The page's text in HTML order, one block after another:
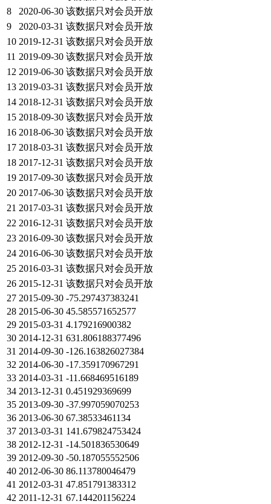
8
2020-06-30 该数据只对会员开放
9
2020-03-31 该数据只对会员开放
10 2019-12-31 该数据只对会员开放
11 2019-09-30 该数据只对会员开放
12 2019-06-30 该数据只对会员开放
13 2019-03-31 该数据只对会员开放
14 2018-12-31 该数据只对会员开放
15 2018-09-30 该数据只对会员开放
16 2018-06-30 该数据只对会员开放
17 2018-03-31 该数据只对会员开放
18 2017-12-31 该数据只对会员开放
19 2017-09-30 该数据只对会员开放
20 2017-06-30 该数据只对会员开放
21 2017-03-31 该数据只对会员开放
22 2016-12-31 该数据只对会员开放
23 2016-09-30 该数据只对会员开放
24 2016-06-30 该数据只对会员开放
25 2016-03-31 该数据只对会员开放
26 2015-12-31 该数据只对会员开放
27 2015-09-30 -75.297437383241
28 2015-06-30 45.585571652577
29 2015-03-31 4.179216900382
30 2014-12-31 631.806188377496
31 2014-09-30 -126.163826027384
32 2014-06-30 -17.359170967291
33 2014-03-31 -11.668469516189
34 2013-12-31 0.451929369699
35 2013-09-30 -37.997059070253
36 2013-06-30 67.38533461134
37 2013-03-31 141.679824753424
38 2012-12-31 -14.501836530649
39 2012-09-30 -50.187055552506
40 2012-06-30 86.113780046479
41 2012-03-31 47.851791383312
42 2011-12-31 67.144201156224